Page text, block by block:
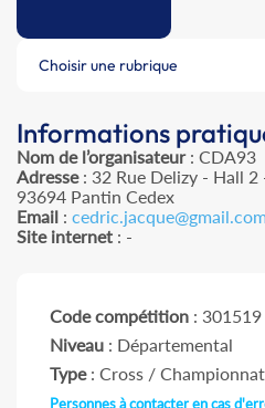
Choisir une rubrique
Informations
Nom de l’organisateur: CDA93
Adresse: 32 Rue Delizy - Hall 2
93694 Pantin Cedex
Email : cedric.jacque@gmail.com
Site internet : -
Code compétition : 301519
Niveau : Départemental
Type: Cross / Championnat
Personnes à contacter en cas